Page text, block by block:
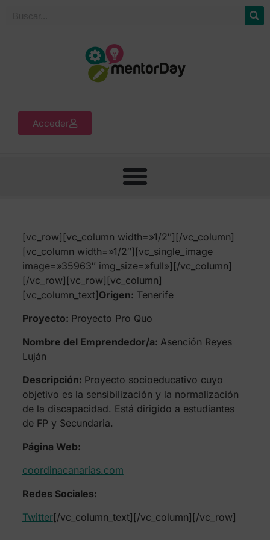
Acceder
[vc_row][vc_column width=»1/2″][/vc_column]
[vc_column width=»1/2″][vc_single_image
image=»35963″ img_size=»full»][/vc_column]
[/vc_row][vc_row][vc_column]
[vc_column_text]Origen: Tenerife
Proyecto: Proyecto Pro Quo
Nombre del Emprendedor/a: Asención Reyes
Luján
Descripción: Proyecto socioeducativo cuyo
objetivo es la sensibilización y la normalización
de la discapacidad. Está dirigido a estudiantes
de FP y Secundaria.
Página Web:
coordinacanarias.com
Redes Sociales:
Twitter[/vc_column_text][/vc_column][/vc_row]